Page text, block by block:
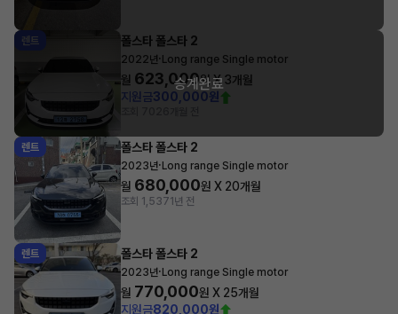
렌트 폴스타 폴스타 2
2022년· Long range Single motor
월 623,000원 X3개월
지원금300,000원
승계완료
렌트 폴스타 폴스타 2
2023년· Long range Single motor
월 680,000원 X 20개월
조회 1,5371년 전
렌트 폴스타 폴스타 2
2023년· Long range Single motor
월 770,000원 X 25개월
지원금820,000원